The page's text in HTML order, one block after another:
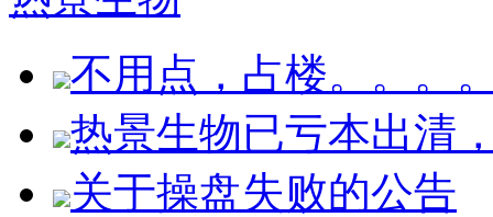
不用点，占楼。。。
热景生物已亏本出清
关于操盘失败的公告